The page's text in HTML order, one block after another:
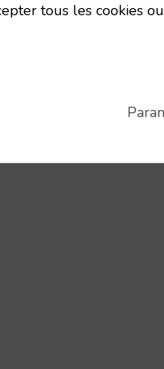
Uts/
tous les cookies